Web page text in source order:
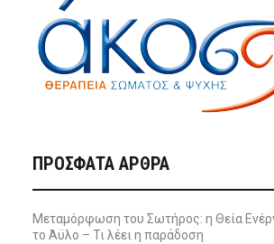
ΠΡΌΣΦΑΤΑ ΆΡΘΡΑ
Μεταμόρφωση του Σωτήρος: η Θεία
το Άϋλο – Τι λέει η παράδοση